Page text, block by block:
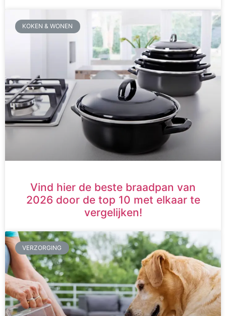
KOKEN & WONEN
Vind hier de beste braadpan van
2026 door de top 10 met elkaar te
vergelijken!
VERZORGING